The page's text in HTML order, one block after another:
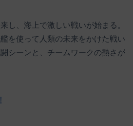
し、海上で激しい戦いが始まる。
を使って人類の未来をかけた戦い
シーンと、チームワークの熱さが